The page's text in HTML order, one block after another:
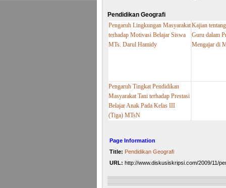
Pendidikan Geografi
Pengaruh Lingkungan Masyarakat
terhadap Motivasi Belajar Siswa
MTs. Darul Hamidy
Kajian
Guru dalam
Mengajar di
Pengaruh Tingkat Pendidikan
Masyarakat Tani terhadap Prestasi
Belajar Anak Pada Kelas III
(Tiga) MTsN
Page Information
Title: Pendidikan Geografi
URL: http://www.diskusiskripsi.com/2009/11/